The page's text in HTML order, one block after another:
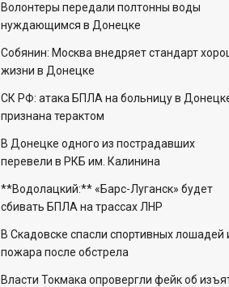
Волонтеры передали полтонны воды
нуждающимся в Донецке
Собянин: Москва внедряет стандарт
жизни в Донецке
СК РФ: атака БПЛА на больницу в
признана терактом
В Донецке одного из пострадавших
перевели в РКБ им. Калинина
**Водолацкий:** «Барс-Луганск» будет
сбивать БПЛА на трассах ЛНР
В Скадовске спасли спортивных лошадей
пожара после обстрела
Власти Токмака опровергли фейк об